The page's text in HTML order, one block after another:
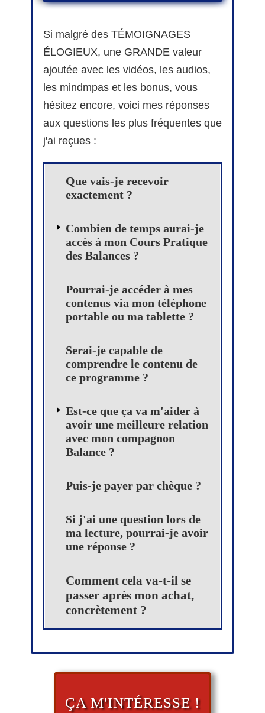
Si malgré des TÉMOIGNAGES
ÉLOGIEUX, une GRANDE valeur
ajoutée avec les vidéos, les audios,
les mindmpas et les bonus, vous
hésitez encore, voici mes réponses
aux questions les plus fréquentes que
j'ai reçues :
Que vais-je recevoir
exactement ?
Combien de temps aurai-je
accès à mon Cours Pratique
des Balances ?
Pourrai-je accéder à mes
contenus via mon téléphone
portable ou ma tablette ?
Serai-je capable de
comprendre le contenu de
ce programme ?
Est-ce que ça va m'aider à
avoir une meilleure relation
avec mon compagnon
Balance ?
Puis-je payer par chèque ?
Si j'ai une question lors de
ma lecture, pourrai-je avoir
une réponse ?
Comment cela va-t-il se
passer après mon achat,
concrètement ?
ÇA M'INTÉRESSE !